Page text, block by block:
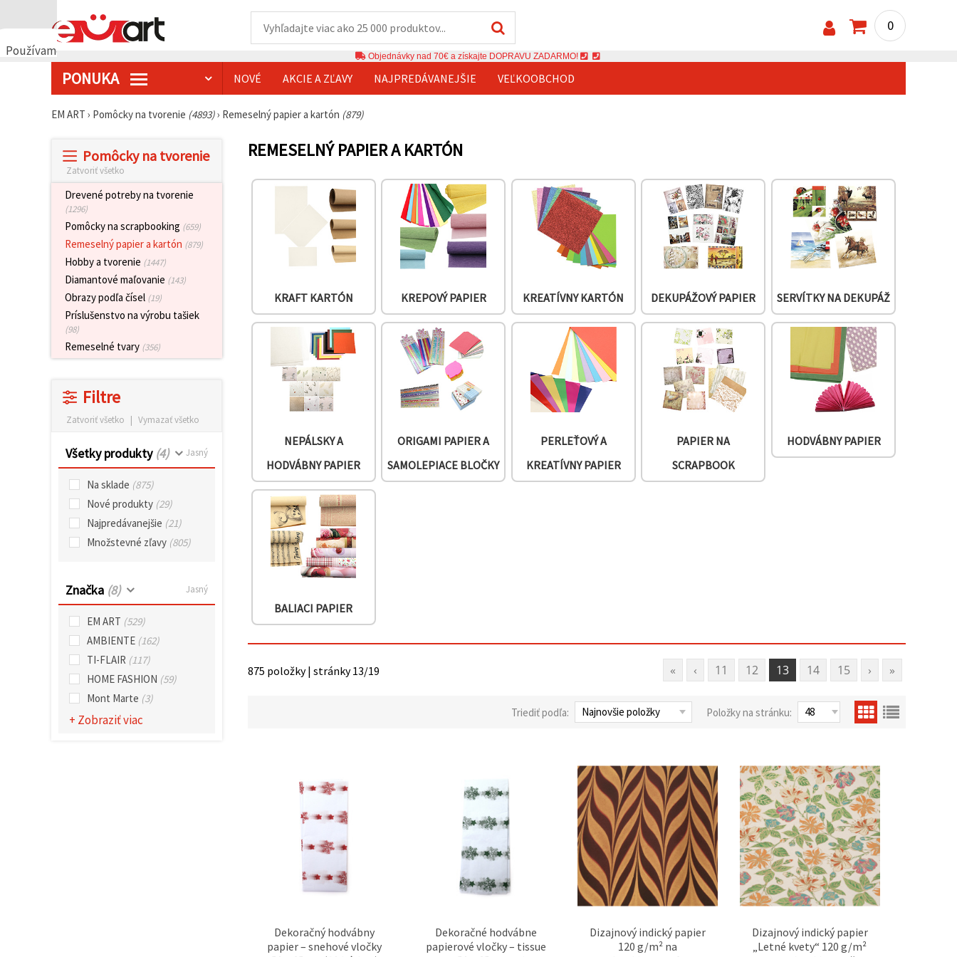
Používame
0
Objednávky nad 70€ a získajte DOPRAVU ZADARMO!
PONUKA NOVÉ AKCIE A ZĽAVY NAJPREDÁVANEJŠIE VEĽKOOBCHOD
EM ART › Pomôcky na tvorenie (4893)› Remeselný papier a kartón (879)
Pomôcky na tvorenie
Zatvoriť všetko
Drevené potreby na tvorenie
(1296)
Pomôcky na scrapbooking (659)
Remeselný papier a kartón (879)
Hobby a tvorenie (1447)
Diamantové maľovanie (143)
Obrazy podľa čísel (19)
Príslušenstvo na výrobu tašiek
(98)
Remeselné tvary (356)
Filtre
Zatvoriť všetko | Vymazať všetko
Všetky produkty (4) Jasný
Na sklade (875)
Nové produkty (29)
Najpredávanejšie (21)
Množstevné zľavy (805)
Značka (8) Jasný
EM ART (529)
AMBIENTE (162)
TI-FLAIR (117)
HOME FASHION (59)
Mont Marte (3)
+ Zobraziť viac
REMESELNÝ PAPIER A KARTÓN
KRAFT KARTÓN KREPOVÝ PAPIER KREATÍVNY KARTÓN DEKUPÁŽOVÝ PAPIER SERVÍTKY NA DEKUPÁŽ
NEPÁLSKY A
HODVÁBNY PAPIER
ORIGAMI PAPIER A
SAMOLEPIACE BLOČKY
PERLEŤOVÝ A
KREATÍVNY PAPIER
PAPIER NA
SCRAPBOOK
HODVÁBNY PAPIER
BALIACI PAPIER
« ‹ 11 12 13 14 15 › »
875 položky | stránky 13/19
Triediť podľa: Položky na stránku:
Dekoračný hodvábny
papier – snehové vločky
Dekoračné hodvábne
papierové vločky – tissue
Dizajnový indický papier
120 g/m² na
Dizajnový indický papier
„Letné kvety“ 120 g/m²